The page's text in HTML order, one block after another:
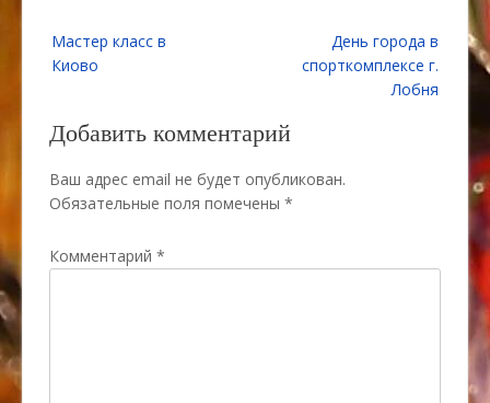
по
записям
Мастер класс в
Киово
День города в
спорткомплексе г.
Лобня
Добавить комментарий
Ваш адрес email не будет опубликован.
Обязательные поля помечены *
Комментарий *